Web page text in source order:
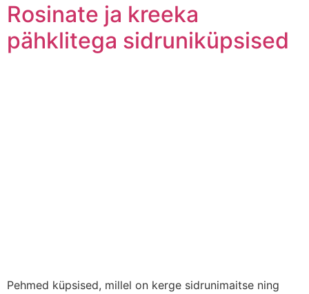
Rosinate ja kreeka
pähklitega sidruniküpsised
Pehmed küpsised, millel on kerge sidrunimaitse ning